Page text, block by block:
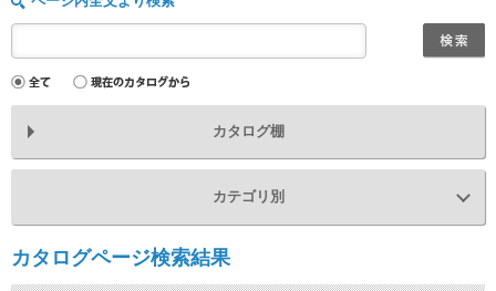
カタログ棚
カテゴリ別
カタログページ検索結果